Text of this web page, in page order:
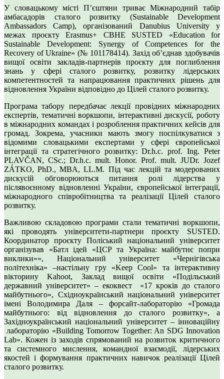
У словацькому місті П’єштяни триває Міжнародний табір
амбасадорів сталого розвитку (Sustainable Development
Ambassadors Camp), організований Danubius University у
межах проєкту Erasmus+ CBHE SUSTED «Education for
Sustainable Development: Synergy of Competences for the
Recovery of Ukraine» (№ 101178414). Захід об’єднав здобувачів
вищої освіти закладів-партнерів проєкту для поглиблення
знань у сфері сталого розвитку, розвитку лідерських
компетентностей та напрацювання практичних рішень для
відновлення України відповідно до Цілей сталого розвитку.
Програма табору передбачає лекції провідних міжнародних
експертів, тематичні воркшопи, інтерактивні дискусії, роботу
в міжнародних командах і розроблення практичних кейсів для
громад. Зокрема, учасники мають змогу поспілкуватися з
відомими словацькими експертами у сфері європейської
інтеграції та стратегічного розвитку: Dr.h.c. prof. Ing. Peter
PLAVČAN, CSc.; Dr.h.c. mult. Honor. Prof. mult. JUDr. Jozef
ZÁTKO, PhD., MBA, LL.M. Під час лекцій та модерованих
дискусій обговорюються питання ролі лідерства у
післявоєнному відновленні України, європейської інтеграції,
міжнародного співробітництва та реалізації Цілей сталого
розвитку.
Важливою складовою програми стали тематичні воркшопи,
які проводять університети-партнери проєкту SUSTED.
Координатор проєкту Поліський національний університет
організував «Батл ідей «ЦСР та Україна: майбутнє попри
виклики»», Національний університет «Чернігівська
політехніка» –настільну гру «Keep Cool» та інтерактивну
вікторину Kahoot, Заклад вищої освіти «Подільський
державний університет» – екоквест «17 кроків до сталого
майбутнього», Східноукраїнський національний університет
імені Володимира Даля – форсайт-лабораторію «Громада
майбутнього: від відновлення до сталого розвитку», а
Західноукраїнський національний університет – інноваційну
лабораторію «Building Tomorrow Together: An SDG Innovation
Lab». Кожен із заходів спрямований на розвиток критичного
та системного мислення, командної взаємодії, лідерських
якостей і формування практичних навичок реалізації Цілей
сталого розвитку.